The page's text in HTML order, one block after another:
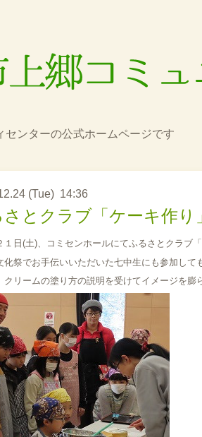
ンターの公式ホームページです
(Tue) 14:36
とクラブ「ケーキ作り
日(土)、コミセンホールにてふるさとクラブ「
化祭でお手伝いいただいた七中生にも参加して
リームの塗り方の説明を受けてイメージを膨